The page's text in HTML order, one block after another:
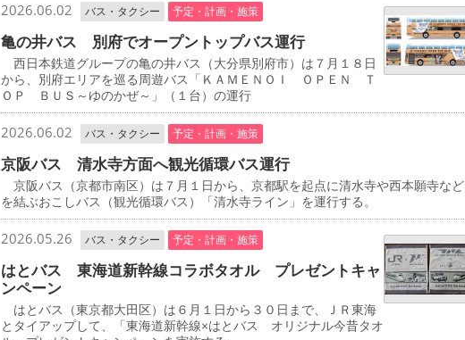
2026.06.02 バス・タクシー 予定・計画・施策
亀の井バス 別府でオープントップバス運行
西日本鉄道グループの亀の井バス（大分県別府市）は７月１８日
から、別府エリアを巡る周遊バス「ＫＡＭＥＮＯＩ ＯＰＥＮ Ｔ
ＯＰ ＢＵＳ～ゆのかぜ～」（１台）の運行
2026.06.02 バス・タクシー 予定・計画・施策
京阪バス 清水寺方面へ観光循環バス運行
京阪バス（京都市南区）は７月１日から、京都駅を起点に清水寺や西本願寺など
を結ぶおこしバス（観光循環バス）「清水寺ライン」を運行する。
2026.05.26 バス・タクシー 予定・計画・施策
はとバス 東海道新幹線コラボタオル プレゼントキャ
ンペーン
はとバス（東京都大田区）は６月１日から３０日まで、ＪＲ東海
とタイアップして、「東海道新幹線×はとバス オリジナル今昔タオ